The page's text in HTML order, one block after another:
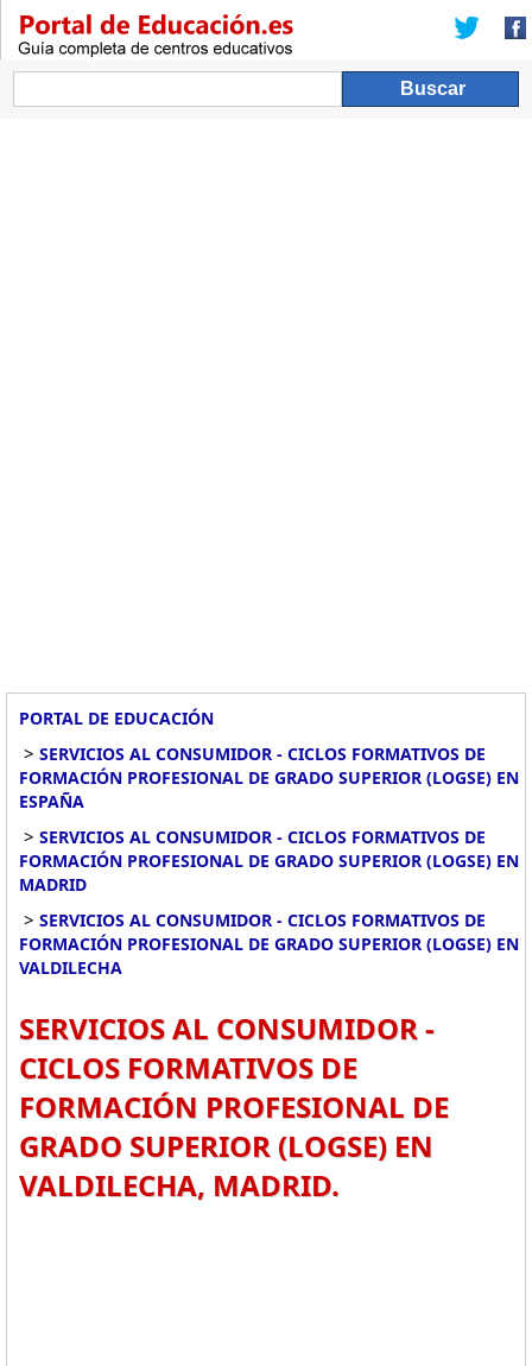
PORTAL DE EDUCACIÓN
> SERVICIOS AL CONSUMIDOR - CICLOS FORMATIVOS DE
FORMACIÓN PROFESIONAL DE GRADO SUPERIOR (LOGSE) EN
ESPAÑA
> SERVICIOS AL CONSUMIDOR - CICLOS FORMATIVOS DE
FORMACIÓN PROFESIONAL DE GRADO SUPERIOR (LOGSE) EN
MADRID
> SERVICIOS AL CONSUMIDOR - CICLOS FORMATIVOS DE
FORMACIÓN PROFESIONAL DE GRADO SUPERIOR (LOGSE) EN
VALDILECHA
SERVICIOS AL CONSUMIDOR -
CICLOS FORMATIVOS DE
FORMACIÓN PROFESIONAL DE
GRADO SUPERIOR (LOGSE) EN
VALDILECHA, MADRID.